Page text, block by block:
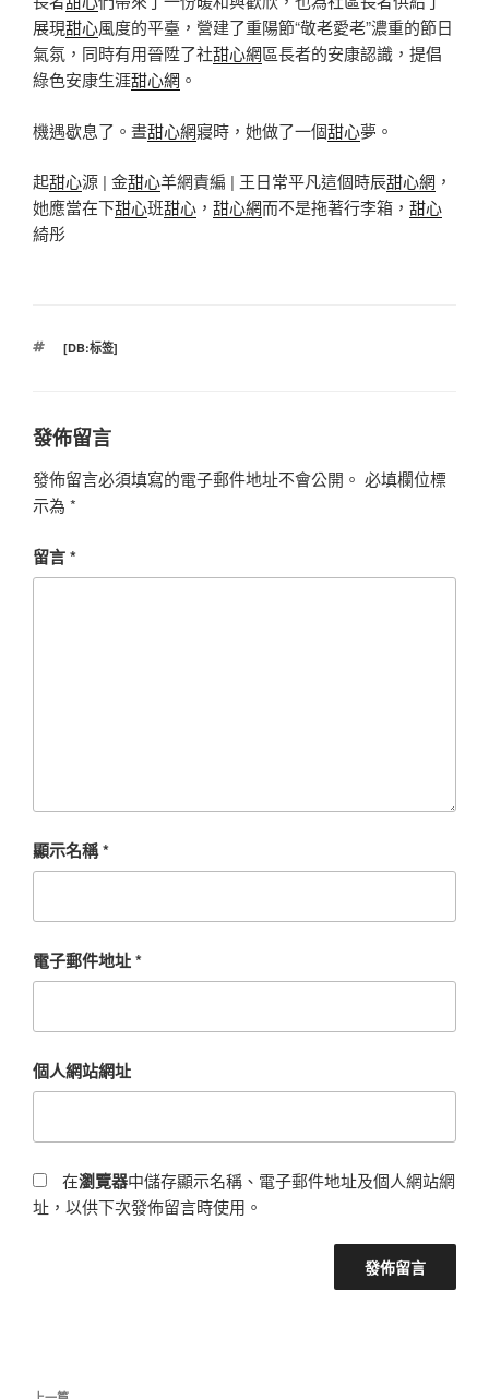
展現甜心風度的平臺，營建了重陽節“敬老愛老”濃重的節日
氣氛，同時有用晉陞了社甜心網區長者的安康認識，提倡
綠色安康生涯甜心網 。
機遇歇息了。晝甜心網寢時，她做了一個甜心夢。
起甜心源 | 金甜心羊網責編 | 王日常平凡這個時辰甜心網 ，
她應當在下甜心班甜心 ， 甜心網而不是拖著行李箱， 甜心
綺彤
標
[DB:标签]
發佈留言
發佈留言必須填寫的電子郵件地址不會公開。 必填欄位標
示為 *
留言*
顯示名稱*
電子郵件地址*
個人網站網址
在瀏覽器中儲存顯示名稱、電子郵件地址及個人網站網
址，以供下次發佈留言時使用。
文